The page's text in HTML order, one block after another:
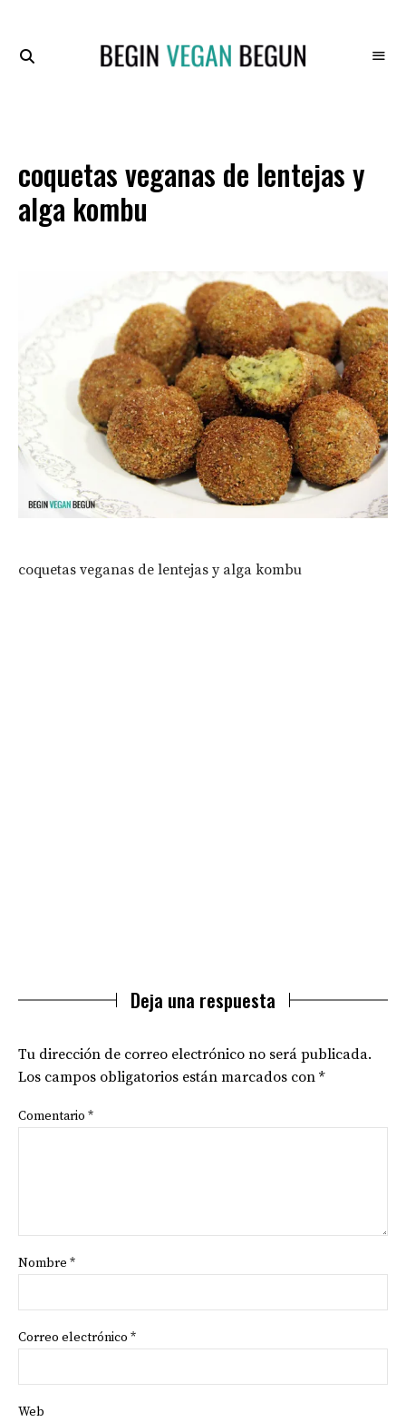
coquetas veganas de lentejas y
alga kombu
coquetas veganas de lentejas y alga kombu
Deja una respuesta
Tu dirección de correo electrónico no será publicada.
Los campos obligatorios están marcados con *
Comentario *
Nombre *
Correo electrónico *
Web